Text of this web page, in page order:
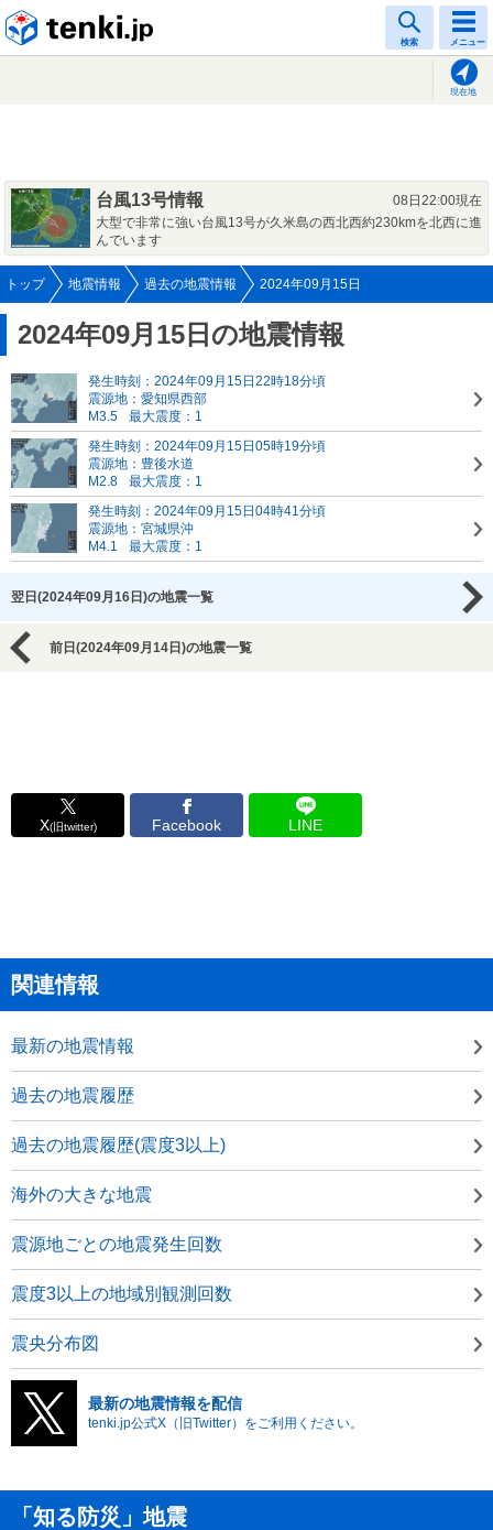
検索 メニュー
現在地
台風13号情報
08日22:00現在
大型で非常に強い台風13号が久米島の西北西約230kmを北西に進
んでいます
トップ 地震情報 過去の地震情報 2024年09月15日
2024年09月15日の地震情報
発生時刻：2024年09月15日22時18分頃
震源地：愛知県西部
M3.5
最大震度：1
発生時刻：2024年09月15日05時19分頃
震源地：豊後水道
M2.8
最大震度：1
発生時刻：2024年09月15日04時41分頃
震源地：宮城県沖
M4.1
最大震度：1
翌日(2024年09月16日)の地震一覧
前日(2024年09月14日)の地震一覧
X(旧twitter) Facebook LINE
関連情報
最新の地震情報
過去の地震履歴
過去の地震履歴(震度3以上)
海外の大きな地震
震源地ごとの地震発生回数
震度3以上の地域別観測回数
震央分布図
最新の地震情報を配信
tenki.jp公式X（旧Twitter）をご利用ください。
「知る防災」地震